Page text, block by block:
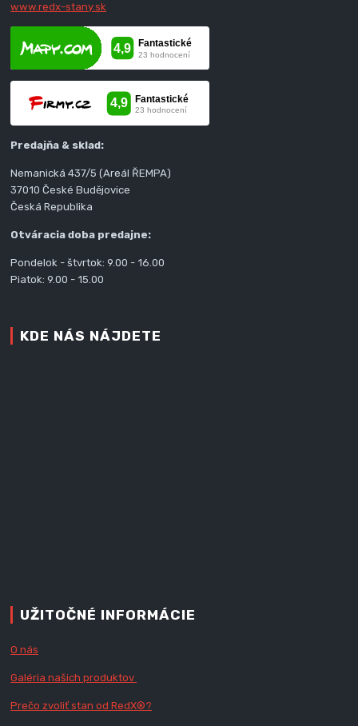
www.redx-stany.sk
Predajňa & sklad:
Nemanická 437/5 (Areál ŘEMPA)
37010 České Budějovice
Česká Republika
Otváracia doba predajne:
Pondelok - štvrtok: 9.00 - 16.00
Piatok: 9.00 - 15.00
KDE NÁS NÁJDETE
UŽITOČNÉ INFORMÁCIE
O nás
Galéria našich produktov
Prečo zvoliť stan od RedX®?